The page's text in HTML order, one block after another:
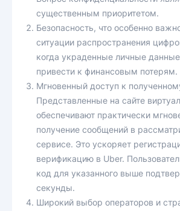
существенным приоритетом.
Безопасность, что особенно
ситуации распространения
когда украденные личные
привести к финансовым потерям.
Мгновенный доступ к
Представленные на сайте
обеспечивают практически
получение сообщений в
сервисе. Это ускоряет
верификацию в Uber.
код для указанного выше
секунды.
Широкий выбор операторов и